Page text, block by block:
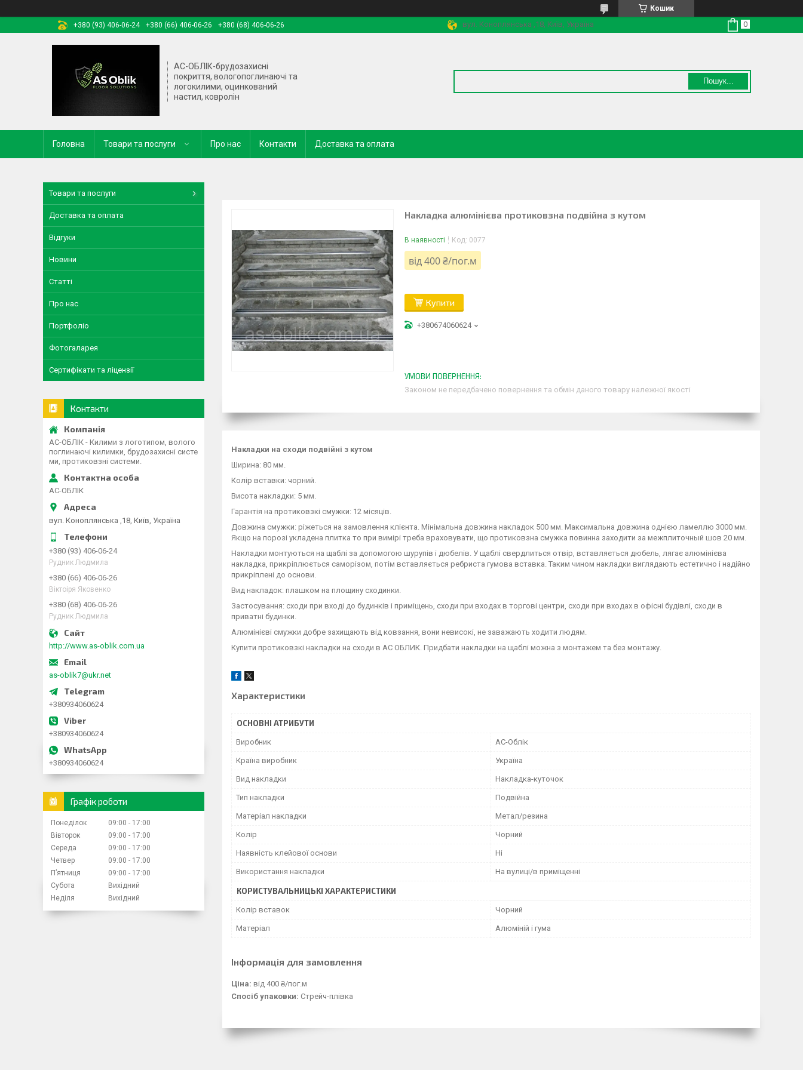
Кошик
+380 (93) 406-06-24
+380 (66) 406-06-26 +380 (68) 406-06-26 вул. Коноплянська ,18, Київ, Україна
АС-ОБЛІК-брудозахисні
покриття, вологопоглинаючі та
логокилими, оцинкований
настил, ковролін
Пошук...
Головна Товари та послуги Про нас Контакти Доставка та оплата
Накладка алюмінієва протиковзна подвійна з кутом
В наявності Код: 0077
від400 ₴/пог.м
Купити
+380674060624
Законом не передбачено повернення та обмін даного товару належної якості
Накладки на сходи подвійні з кутом
Ширина: 80 мм.
Колір вставки: чорний.
Висота накладки: 5 мм.
Гарантія на протиковзкі смужки: 12 місяців.
Довжина смужки: ріжеться на замовлення клієнта. Мінімальна довжина накладок 500 мм. Максимальна довжина однією ламеллю 3000 мм.
Якщо на порозі укладена плитка то при вимірі треба враховувати, що протиковзна смужка повинна заходити за межплиточный шов 20 мм.
Накладки монтуються на щаблі за допомогою шурупів і дюбелів. У щаблі свердлиться отвір, вставляється дюбель, лягає алюмінієва
накладка, прикріплюється саморізом, потім вставляється ребриста гумова вставка. Таким чином накладки виглядають естетично і надійно
прикріплені до основи.
Вид накладок: плашком на площину сходинки.
Застосування: сходи при вході до будинків і приміщень, сходи при входах в торгові центри, сходи при входах в офісні будівлі, сходи в
приватні будинки.
Алюмінієві смужки добре захищають від ковзання, вони невисокі, не заважають ходити людям.
Купити протиковзкі накладки на сходи в АС ОБЛИК. Придбати накладки на щаблі можна з монтажем та без монтажу.
Характеристики
ОСНОВНІ АТРИБУТИ
Виробник АС-Облік
Країна виробник Україна
Вид накладки Накладка-куточок
Тип накладки Подвійна
Матеріал накладки Метал/резина
Колір Чорний
Наявність клейової основи Ні
Використання накладки На вулиці/в приміщенні
КОРИСТУВАЛЬНИЦЬКІ ХАРАКТЕРИСТИКИ
Колір вставок Чорний
Матеріал Алюміній і гума
Інформація для замовлення
Ціна: від 400 ₴/пог.м
Спосіб упаковки: Стрейч-плівка
Товари та послуги
Доставка та оплата
Відгуки
Новини
Статті
Про нас
Портфоліо
Фотогаларея
Сертифікати та ліцензії
Контакти
АС-ОБЛІК - Килими з логотипом, волого
поглинаючі килимки, брудозахисні систе
ми, протиковзні системи.
АС-ОБЛІК
вул. Коноплянська ,18, Київ, Україна
+380 (93) 406-06-24
Рудник Людмила
+380 (66) 406-06-26
Віктоіря Яковенко
+380 (68) 406-06-26
Рудник Людмила
http://www.as-oblik.com.ua
as-oblik7@ukr.net
+380934060624
+380934060624
+380934060624
Графік роботи
Понеділок 09:00
17:00
Вівторок
09:00
17:00
Середа
09:00
17:00
Четвер
09:00
17:00
Пʼятниця
09:00
17:00
Субота
Вихідний
Неділя
Вихідний